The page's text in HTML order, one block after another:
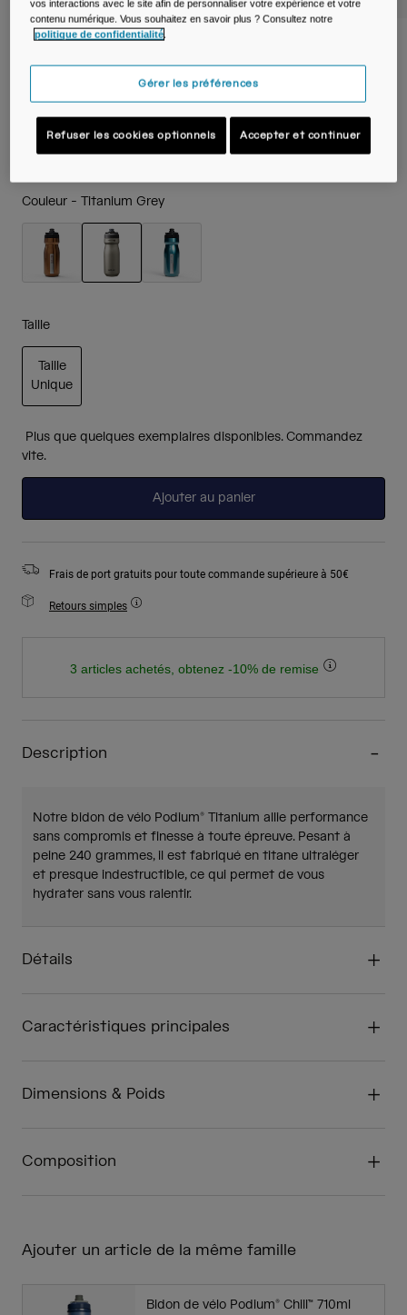
Bidon de vélo Podium® Titanium 530ml
38153-256-OS
Couleur - Titanium Grey
Taille
Taille
Unique
Plus que quelques exemplaires disponibles. Commandez
vite.
Ajouter au panier
Frais de port gratuits pour toute commande supérieure à 50€
Retours simples
3 articles achetés, obtenez -10% de remise
Description
Notre bidon de vélo Podium® Titanium allie performance
sans compromis et finesse à toute épreuve. Pesant à
peine 240 grammes, il est fabriqué en titane ultraléger
et presque indestructible, ce qui permet de vous
hydrater sans vous ralentir.
Détails
Caractéristiques principales
Dimensions & Poids
Composition
Ajouter un article de la même famille
Bidon de vélo Podium® Chill™ 710ml
vos interactions avec le site afin de personnaliser votre expérience et votre
contenu numérique. Vous souhaitez en savoir plus ? Consultez notre
politique de confidentialité.
Gérer les préférences
Refuser les cookies optionnels Accepter et continuer